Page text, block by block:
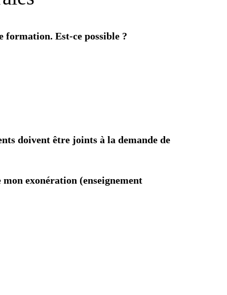
formation. Est-ce possible ?
doivent être joints à la demande de
exonération (enseignement